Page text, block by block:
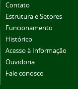
Contato
Estrutura e Setores
Funcionamento
Histórico
Acesso à Informação
Ouvidoria
Fale conosco